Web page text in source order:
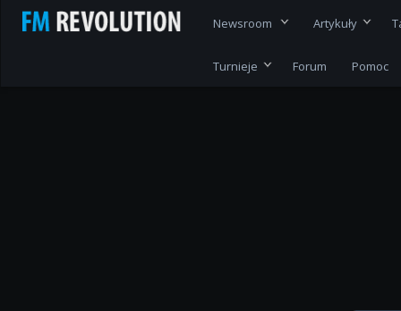
Newsroom Artykuły
Turnieje Forum Pomoc